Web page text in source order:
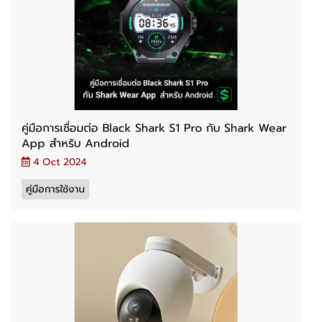
คู่มือการเชื่อมต่อ Black Shark S1 Pro กับ Shark Wear
App สำหรับ Android
4 Oct 2024
คู่มือการใช้งาน